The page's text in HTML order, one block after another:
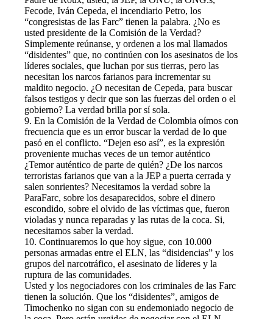
Fecode, Iván Cepeda, el incendiario Petro, los
“congresistas de las Farc” tienen la palabra. ¿No es
usted presidente de la Comisión de la Verdad?
Simplemente reúnanse, y ordenen a los mal llamados
“disidentes” que, no continúen con los asesinatos de los
líderes sociales, que luchan por sus tierras, pero las
necesitan los narcos farianos para incrementar su
maldito negocio. ¿O necesitan de Cepeda, para buscar
falsos testigos y decir que son las fuerzas del orden o el
gobierno? La verdad brilla por sí sola.
9. En la Comisión de la Verdad de Colombia oímos con
frecuencia que es un error buscar la verdad de lo que
pasó en el conflicto. “Dejen eso así”, es la expresión
proveniente muchas veces de un temor auténtico
¿Temor auténtico de parte de quién? ¿De los narcos
terroristas farianos que van a la JEP a puerta cerrada y
salen sonrientes? Necesitamos la verdad sobre la
ParaFarc, sobre los desaparecidos, sobre el dinero
escondido, sobre el olvido de las víctimas que, fueron
violadas y nunca reparadas y las rutas de la coca. Si,
necesitamos saber la verdad.
10. Continuaremos lo que hoy sigue, con 10.000
personas armadas entre el ELN, las “disidencias” y los
grupos del narcotráfico, el asesinato de líderes y la
ruptura de las comunidades.
Usted y los negociadores con los criminales de las Farc
tienen la solución. Que los “disidentes”, amigos de
Timochenko no sigan con su endemoniado negocio de